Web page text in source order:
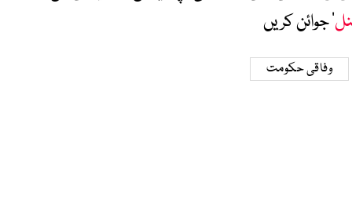
‘ جوائن کریں
وفاقی حکومت